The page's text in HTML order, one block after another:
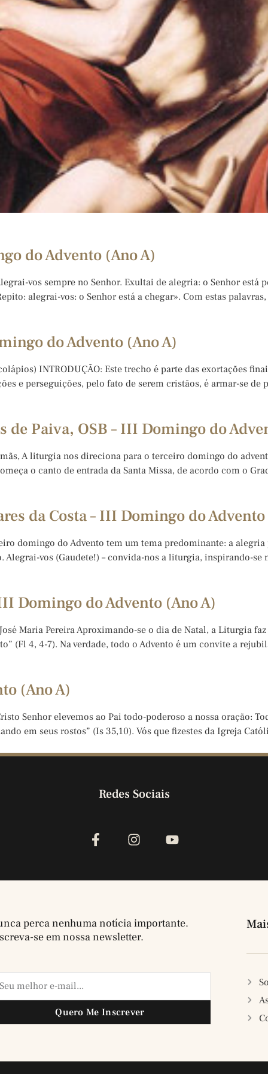
do Advento (Ano A)
vos sempre no Senhor. Exultai de alegria: o Senhor
alegrai-vos: o Senhor está a chegar». Com estas
do Advento (Ano A)
INTRODUÇÃO: Este trecho é parte das exortações
e perseguições, pelo fato de serem cristãos, é armar-se
Paiva, OSB – III Domingo do
A liturgia nos direciona para o terceiro domingo do
o canto de entrada da Santa Missa, de acordo com o
da Costa – III Domingo do Advento
domingo do Advento tem um tema predominante: a
Alegrai-vos (Gaudete!) – convida-nos a liturgia, inspirando-se
Domingo do Advento (Ano A)
Maria Pereira Aproximando-se o dia de Natal, a Liturgia
(Fl 4, 4-7). Na verdade, todo o Advento é um convite a
(Ano A)
Senhor elevemos ao Pai todo-poderoso a nossa oração:
em seus rostos” (Is 35,10). Vós que fizestes da Igreja
Redes Sociais
perca nenhuma notícia importante.
se em nossa newsletter.
Quero Me Inscrever